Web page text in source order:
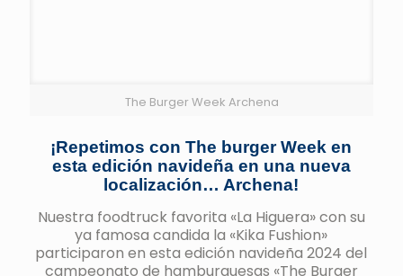
The Burger Week Archena
¡Repetimos con The burger Week en
esta edición navideña en una nueva
localización… Archena!
Nuestra foodtruck favorita «La Higuera» con su
ya famosa candida la «Kika Fushion»
participaron en esta edición navideña 2024 del
campeonato de hamburguesas «The Burger